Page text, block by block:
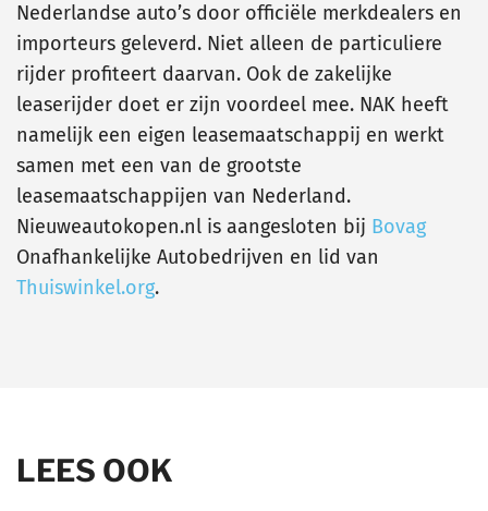
Nederlandse auto’s door officiële merkdealers en
importeurs geleverd. Niet alleen de particuliere
rijder profiteert daarvan. Ook de zakelijke
leaserijder doet er zijn voordeel mee. NAK heeft
namelijk een eigen leasemaatschappij en werkt
samen met een van de grootste
leasemaatschappijen van Nederland.
Nieuweautokopen.nl is aangesloten bij Bovag
Onafhankelijke Autobedrijven en lid van
Thuiswinkel.org.
LEES OOK